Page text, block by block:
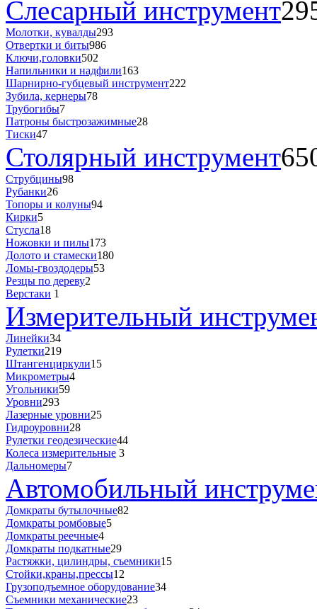
Слесарный инструмент
Молотки, кувалды293
Отвертки и биты986
Ключи,головки502
Напильники и надфили163
Шарнирно-губцевый инструмент222
Зубила, кернеры78
Трубогибы7
Патроны быстрозажимные28
Тиски47
Столярный инструмент
Струбцины98
Рубанки26
Топоры и колуны94
Кирки5
Стусла18
Ножовки и пилы173
Долото и стамески180
Ломы-гвоздодеры53
Резцы по дереву2
Верстаки 1
Измерительный
Линейки34
Рулетки219
Штангенциркули15
Микрометры4
Угольники59
Уровни293
Лазерные уровни25
Гидроуровни28
Рулетки геодезические44
Колеса измерительные 3
Дальномеры7
Автомобильный
Домкраты бутылочные82
Домкраты ромбовые5
Домкраты реечные4
Домкраты подкатные29
Растяжки, цилиндры, съемники15
Стойки,краны,прессы12
Грузоподъемное оборудование34
Съемники механические23